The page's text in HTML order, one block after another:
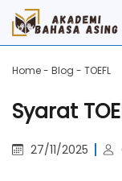
Home- Blog - TOEFL
Syarat
27/11/2025